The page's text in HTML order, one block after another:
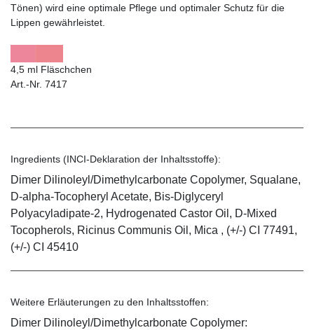
Tönen) wird eine optimale Pflege und optimaler Schutz für die
Lippen gewährleistet.
4,5 ml Fläschchen
Art.-Nr. 7417
Ingredients (INCI-Deklaration der Inhaltsstoffe):
Dimer Dilinoleyl/Dimethylcarbonate Copolymer, Squalane,
D-alpha-Tocopheryl Acetate, Bis-Diglyceryl
Polyacyladipate-2, Hydrogenated Castor Oil, D-Mixed
Tocopherols, Ricinus Communis Oil, Mica , (+/-) CI 77491,
(+/-) CI 45410
Weitere Erläuterungen zu den Inhaltsstoffen:
Dimer Dilinoleyl/Dimethylcarbonate Copolymer: